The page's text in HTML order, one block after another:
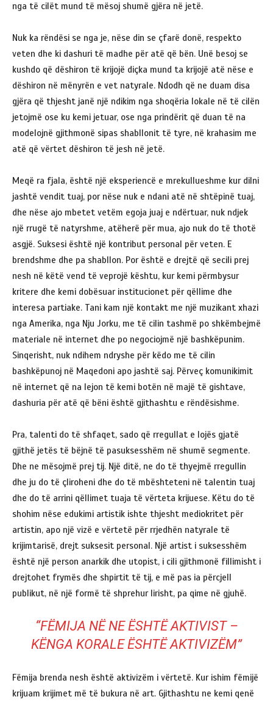
nga të cilët mund të mësoj shumë gjëra në jetë.
Nuk ka rëndësi se nga je, nëse din se çfarë donë, respekto
veten dhe ki dashuri të madhe për atë që bën. Unë besoj se
kushdo që dëshiron të krijojë diçka mund ta krijojë atë nëse e
dëshiron në mënyrën e vet natyrale. Ndodh që ne duam disa
gjëra që thjesht janë një ndikim nga shoqëria lokale në të cilën
jetojmë ose ku kemi jetuar, ose nga prindërit që duan të na
modelojnë gjithmonë sipas shabllonit të tyre, në krahasim me
atë që vërtet dëshiron të jesh në jetë.
Meqë ra fjala, është një eksperiencë e mrekullueshme kur dilni
jashtë vendit tuaj, por nëse nuk e ndani atë në shtëpinë tuaj,
dhe nëse ajo mbetet vetëm egoja juaj e ndërtuar, nuk ndjek
një rrugë të natyrshme, atëherë për mua, ajo nuk do të thotë
asgjë. Suksesi është një kontribut personal për veten. E
brendshme dhe pa shabllon. Por është e drejtë që secili prej
nesh në këtë vend të veprojë kështu, kur kemi përmbysur
kritere dhe kemi dobësuar institucionet për qëllime dhe
interesa partiake. Tani kam një kontakt me një muzikant xhazi
nga Amerika, nga Nju Jorku, me të cilin tashmë po shkëmbejmë
materiale në internet dhe po negociojmë një bashkëpunim.
Sinqerisht, nuk ndihem ndryshe për këdo me të cilin
bashkëpunoj në Maqedoni apo jashtë saj. Përveç komunikimit
në internet që na lejon të kemi botën në majë të gishtave,
dashuria për atë që bëni është gjithashtu e rëndësishme.
Pra, talenti do të shfaqet, sado që rregullat e lojës gjatë
gjithë jetës të bëjnë të pasuksesshëm në shumë segmente.
Dhe ne mësojmë prej tij. Një ditë, ne do të thyejmë rregullin
dhe ju do të çliroheni dhe do të mbështeteni në talentin tuaj
dhe do të arrini qëllimet tuaja të vërteta krijuese. Këtu do të
shohim nëse edukimi artistik ishte thjesht mediokritet për
artistin, apo një vizë e vërtetë për rrjedhën natyrale të
krijimtarisë, drejt suksesit personal. Një artist i suksesshëm
është një person anarkik dhe utopist, i cili gjithmonë fillimisht i
drejtohet frymës dhe shpirtit të tij, e më pas ia përcjell
publikut, në një formë të shprehur lirisht, pa qime në gjuhë.
“FËMIJA NË NE ËSHTË AKTIVIST –
KËNGA KORALE ËSHTË AKTIVIZËM”
Fëmija brenda nesh është aktivizëm i vërtetë. Kur ishim fëmijë
krijuam krijimet më të bukura në art. Gjithashtu ne kemi qenë